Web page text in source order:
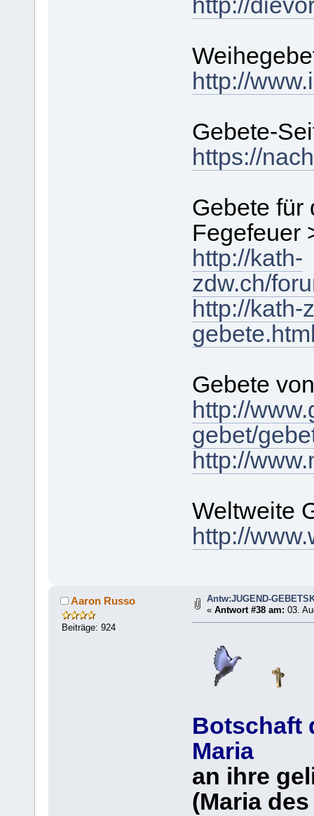
http://
http://
Gebete-
https://
Gebete für
Fegefeuer
http://kath-
zdw.ch/
http://kath-
Gebete
http://
gebet/
http://
Weltweite
http://
Aaron Russo
Beiträge: 924
Antw:JUGEND-
«Antwort #38 am: 03.
Botschaft
Maria
an ihre
(Maria